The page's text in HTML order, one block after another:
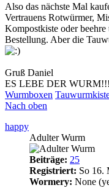
Also das nächste Mal
Vertrauens Rotwürmer,
Kompostkiste oder beehre
Bestellung. Aber die
Gruß Daniel
ES LEBE DER WURM!!!
Wurmboxen
Nach oben
happy
Adulter Wurm
Beiträge: 25
Registriert: So 16.
Wormery: None